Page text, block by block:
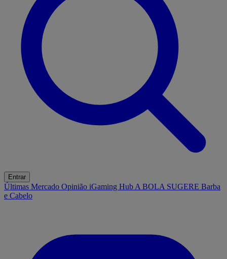
Entrar
Últimas Mercado Opinião iGaming Hub A BOLA SUGERE Barba
e Cabelo